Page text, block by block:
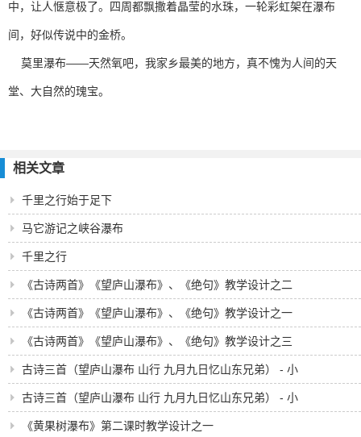
中，让人惬意极了。四周都飘撒着晶莹的水珠，一轮彩虹架在瀑布
间，好似传说中的金桥。
莫里瀑布——天然氧吧，我家乡最美的地方，真不愧为人间的天
堂、大自然的瑰宝。
相关文章
千里之行始于足下
马它游记之峡谷瀑布
千里之行
《古诗两首》《望庐山瀑布》、《绝句》教学设计之二
《古诗两首》《望庐山瀑布》、《绝句》教学设计之一
《古诗两首》《望庐山瀑布》、《绝句》教学设计之三
古诗三首（望庐山瀑布 山行 九月九日忆山东兄弟） - 小
学四年级语文教案
古诗三首（望庐山瀑布 山行 九月九日忆山东兄弟） - 小
学四年级语文教案
《黄果树瀑布》第二课时教学设计之一